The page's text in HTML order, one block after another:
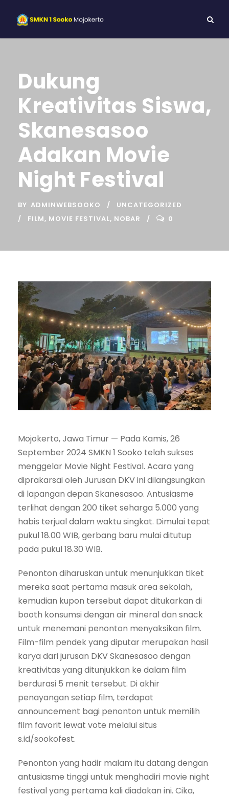
Dukung
Kreativitas Siswa,
Skanesasoo
Adakan Movie
Night Festival
BY ADMINWEBSOOKO
UNCATEGORIZED
FILM, MOVIE FESTIVAL, NOBAR 0
Mojokerto, Jawa Timur — Pada Kamis, 26
September 2024 SMKN 1 Sooko telah sukses
menggelar Movie Night Festival. Acara yang
diprakarsai oleh Jurusan DKV ini dilangsungkan
di lapangan depan Skanesasoo. Antusiasme
terlihat dengan 200 tiket seharga 5.000 yang
habis terjual dalam waktu singkat. Dimulai tepat
pukul 18.00 WIB, gerbang baru mulai ditutup
pada pukul 18.30 WIB.
Penonton diharuskan untuk menunjukkan tiket
mereka saat pertama masuk area sekolah,
kemudian kupon tersebut dapat ditukarkan di
booth konsumsi dengan air mineral dan snack
untuk menemani penonton menyaksikan film.
Film-film pendek yang diputar merupakan hasil
karya dari jurusan DKV Skanesasoo dengan
kreativitas yang ditunjukkan ke dalam film
berdurasi 5 menit tersebut. Di akhir
penayangan setiap film, terdapat
announcement bagi penonton untuk memilih
film favorit lewat vote melalui situs
s.id/sookofest.
Penonton yang hadir malam itu datang dengan
antusiasme tinggi untuk menghadiri movie night
festival yang pertama kali diadakan ini. Cika,